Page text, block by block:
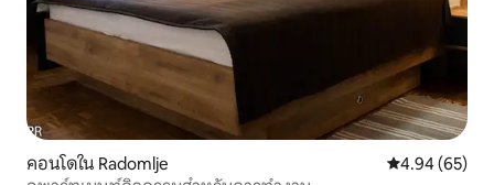
คอนโดใน Radomlje คะแนนเฉลี่ย
4.94 (65)